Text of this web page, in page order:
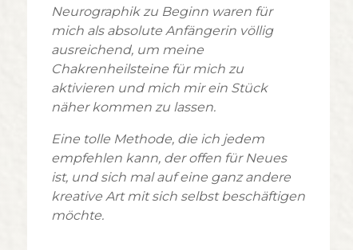
Neurographik zu Beginn waren für
mich als absolute Anfängerin völlig
ausreichend, um meine
Chakrenheilsteine für mich zu
aktivieren und mich mir ein Stück
näher kommen zu lassen.
Eine tolle Methode, die ich jedem
empfehlen kann, der offen für Neues
ist, und sich mal auf eine ganz andere
kreative Art mit sich selbst beschäftigen
möchte.